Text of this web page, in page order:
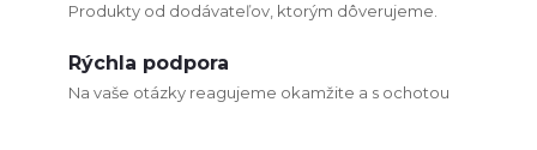
Produkty od dodávateľov, ktorým dôverujeme.
Rýchla podpora
Na vaše otázky reagujeme okamžite a s ochotou